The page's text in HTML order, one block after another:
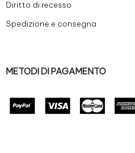
Diritto di recesso
Spedizione e consegna
METODI DI PAGAMENTO